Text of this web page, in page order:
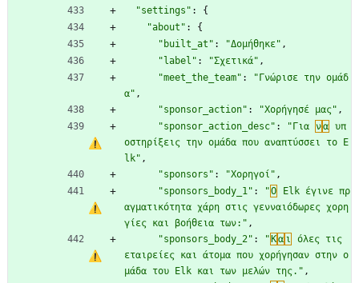
"settings" :
{
"about" :
{
"built_at" : "Δομήθηκε" ,
"label" : "Σχετικά" ,
"meet_the_team" :
"Γνώρισε την ομάδ
α" ,
"sponsor_action" : "Χορήγησέ μας" ,
"sponsor_action_desc" : "Για να υπ
οστηρίξεις την ομάδα που αναπτύσσει το E
lk" ,
"sponsors" : "Χορηγοί" ,
"sponsors_body_1" : "Ο Elk έγινε πρ
αγματικότητα χάρη στις γενναιόδωρες χορη
γίες και βοήθεια των:" ,
"sponsors_body_2" : "Κα ι
όλες τις
εταιρείες και άτομα που χορήγησαν στην ο
μάδα του Elk και των μελών της." ,